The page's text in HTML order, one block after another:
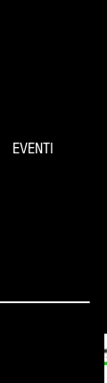
EVENTI